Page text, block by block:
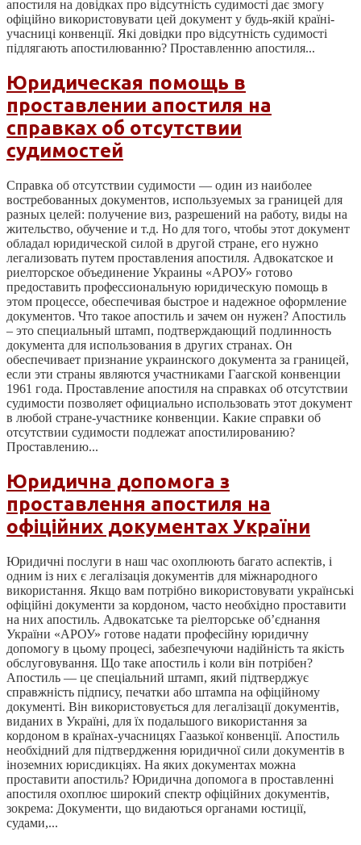
апостиля на довідках про відсутність судимості дає змогу
офіційно використовувати цей документ у будь-якій країні-
учасниці конвенції. Які довідки про відсутність судимості
підлягають апостилюванню? Проставленню апостиля...
Юридическая помощь в
проставлении апостиля на
справках об отсутствии
судимостей
Справка об отсутствии судимости — один из наиболее
востребованных документов, используемых за границей для
разных целей: получение виз, разрешений на работу, виды на
жительство, обучение и т.д. Но для того, чтобы этот документ
обладал юридической силой в другой стране, его нужно
легализовать путем проставления апостиля. Адвокатское и
риелторское объединение Украины «АРОУ» готово
предоставить профессиональную юридическую помощь в
этом процессе, обеспечивая быстрое и надежное оформление
документов. Что такое апостиль и зачем он нужен? Апостиль
– это специальный штамп, подтверждающий подлинность
документа для использования в других странах. Он
обеспечивает признание украинского документа за границей,
если эти страны являются участниками Гаагской конвенции
1961 года. Проставление апостиля на справках об отсутствии
судимости позволяет официально использовать этот документ
в любой стране-участнике конвенции. Какие справки об
отсутствии судимости подлежат апостилированию?
Проставлению...
Юридична допомога з
проставлення апостиля на
офіційних документах України
Юридичні послуги в наш час охоплюють багато аспектів, і
одним із них є легалізація документів для міжнародного
використання. Якщо вам потрібно використовувати українські
офіційні документи за кордоном, часто необхідно проставити
на них апостиль. Адвокатське та ріелторське об’єднання
України «АРОУ» готове надати професійну юридичну
допомогу в цьому процесі, забезпечуючи надійність та якість
обслуговування. Що таке апостиль і коли він потрібен?
Апостиль — це спеціальний штамп, який підтверджує
справжність підпису, печатки або штампа на офіційному
документі. Він використовується для легалізації документів,
виданих в Україні, для їх подальшого використання за
кордоном в країнах-учасницях Гаазької конвенції. Апостиль
необхідний для підтвердження юридичної сили документів в
іноземних юрисдикціях. На яких документах можна
проставити апостиль? Юридична допомога в проставленні
апостиля охоплює широкий спектр офіційних документів,
зокрема: Документи, що видаються органами юстиції,
судами,...